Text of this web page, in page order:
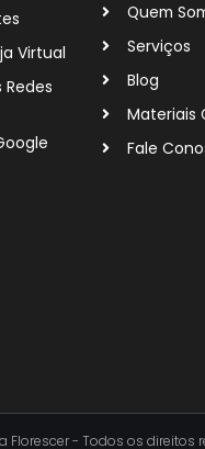
Virtual
Quem
Serviços
Blog
Materiais
Fale
Florescer - Todos os direitos